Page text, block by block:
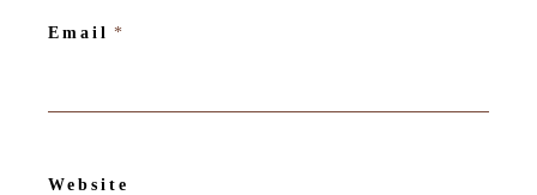
Email *
Website